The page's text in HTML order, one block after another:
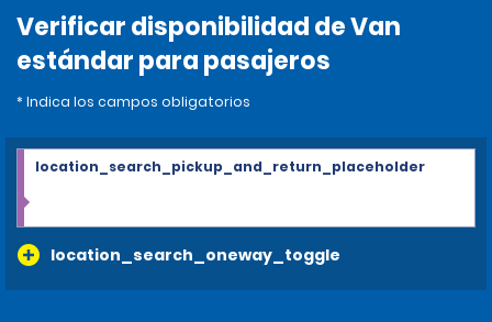
Verificar disponibilidad de Van
estándar para pasajeros
* Indica los campos obligatorios
location_search_oneway_toggle
location_search_pickup_and_return_placeholder